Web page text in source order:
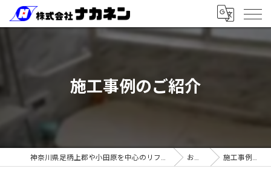
施工事例のご紹介
神奈川県足柄上郡や小田原を中心のリフォームなら株式会社ナカネン お知らせ 施工事例のご紹介